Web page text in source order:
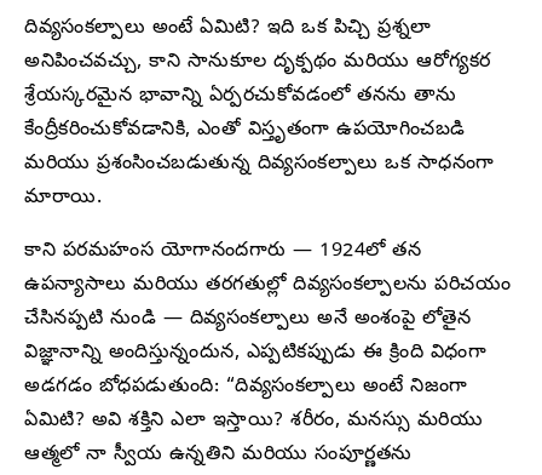
దివ్యసంకల్పాలు అంటే ఏమిటి? ఇది ఒక పిచ్చి ప్రశ్నలా
అనిపించవచ్చు, కాని సానుకూల దృక్పథం మరియు ఆరోగ్యకర
శ్రేయస్కరమైన భావాన్ని ఏర్పరచుకోవడంలో తనను తాను
కేంద్రీకరించుకోవడానికి, ఎంతో విస్తృతంగా ఉపయోగించబడి
మరియు ప్రశంసించబడుతున్న దివ్యసంకల్పాలు ఒక సాధనంగా
మారాయి.
కాని పరమహంస యోగానందగారు — 1924లో తన
ఉపన్యాసాలు మరియు తరగతుల్లో దివ్యసంకల్పాలను పరిచయం
చేసినప్పటి నుండి — దివ్యసంకల్పాలు అనే అంశంపై లోతైన
విజ్ఞానాన్ని అందిస్తున్నందున, ఎప్పటికప్పుడు ఈ క్రింది విధంగా
అడగడం బోధపడుతుంది: “దివ్యసంకల్పాలు అంటే నిజంగా
ఏమిటి? అవి శక్తిని ఎలా ఇస్తాయి? శరీరం, మనస్సు మరియు
ఆత్మలో నా స్వీయ ఉన్నతిని మరియు సంపూర్ణతను